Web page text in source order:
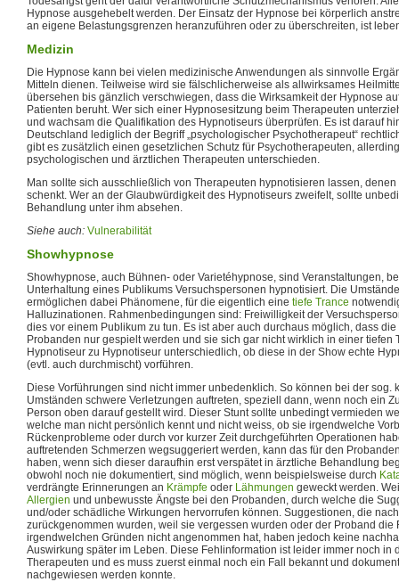
Hypnose ausgehebelt werden. Der Einsatz der Hypnose bei körperlich
an eigene Belastungsgrenzen heranzuführen oder zu überschreiten, ist
Medizin
Die Hypnose kann bei vielen medizinische Anwendungen als sinnvolle
Mitteln dienen. Teilweise wird sie fälschlicherweise als allwirksames
übersehen bis gänzlich verschwiegen, dass die Wirksamkeit der Hypnose
Patienten beruht. Wer sich einer Hypnosesitzung beim Therapeuten
und wachsam die Qualifikation des Hypnotiseurs überprüfen. Es ist darauf
Deutschland lediglich der Begriff „psychologischer Psychotherapeut“
gibt es zusätzlich einen gesetzlichen Schutz für Psychotherapeuten,
psychologischen und ärztlichen Therapeuten unterschieden.
Man sollte sich ausschließlich von Therapeuten hypnotisieren lassen,
schenkt. Wer an der Glaubwürdigkeit des Hypnotiseurs zweifelt, sollte
Behandlung unter ihm absehen.
Siehe auch: Vulnerabilität
Showhypnose
Showhypnose, auch Bühnen- oder Varietéhypnose, sind Veranstaltungen,
Unterhaltung eines Publikums Versuchspersonen hypnotisiert. Die
ermöglichen dabei Phänomene, für die eigentlich eine tiefe Trance
Halluzinationen. Rahmenbedingungen sind: Freiwilligkeit der
dies vor einem Publikum zu tun. Es ist aber auch durchaus möglich, dass
Probanden nur gespielt werden und sie sich gar nicht wirklich in einer tiefen
Hypnotiseur zu Hypnotiseur unterschiedlich, ob diese in der Show echte
(evtl. auch durchmischt) vorführen.
Diese Vorführungen sind nicht immer unbedenklich. So können bei der sog.
Umständen schwere Verletzungen auftreten, speziell dann, wenn noch ein
Person oben darauf gestellt wird. Dieser Stunt sollte unbedingt vermieden
welche man nicht persönlich kennt und nicht weiss, ob sie irgendwelche
Rückenprobleme oder durch vor kurzer Zeit durchgeführten Operationen
auftretenden Schmerzen wegsuggeriert werden, kann das für den
haben, wenn sich dieser daraufhin erst verspätet in ärztliche Behandlung
obwohl noch nie dokumentiert, sind möglich, wenn beispielsweise durch
verdrängte Erinnerungen an Krämpfe oder Lähmungen geweckt werden.
Allergien und unbewusste Ängste bei den Probanden, durch welche die
und/oder schädliche Wirkungen hervorrufen können. Suggestionen, die
zurückgenommen wurden, weil sie vergessen wurden oder der Proband die
irgendwelchen Gründen nicht angenommen hat, haben jedoch keine
Auswirkung später im Leben. Diese Fehlinformation ist leider immer noch in
Therapeuten und es muss zuerst einmal noch ein Fall bekannt und
nachgewiesen werden konnte.